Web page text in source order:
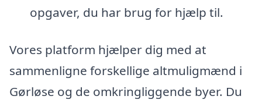
opgaver, du har brug for hjælp til.
Vores platform hjælper dig med at
sammenligne forskellige altmuligmænd i
Gørløse og de omkringliggende byer. Du